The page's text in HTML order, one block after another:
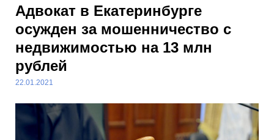
Адвокат в Екатеринбурге
осужден за мошенничество с
недвижимостью на 13 млн
рублей
22.01.2021